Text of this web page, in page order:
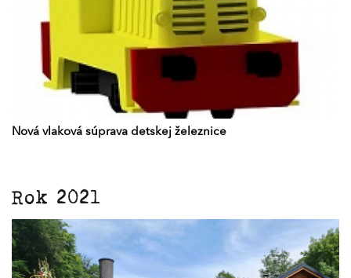
Nová vlaková súprava detskej železnice
Rok 2021